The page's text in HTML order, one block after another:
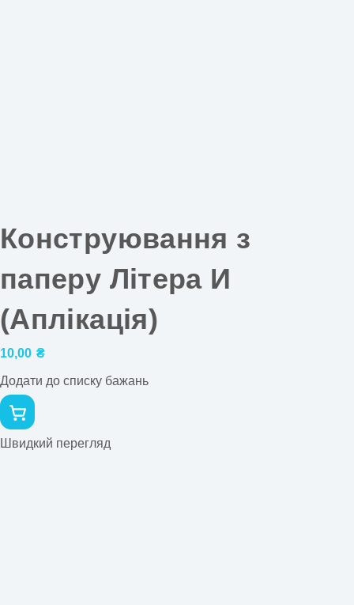
Конструювання з
паперу Літера И
(Аплікація)
10,00 ₴
Додати до списку бажань
Швидкий перегляд